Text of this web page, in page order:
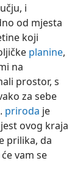
i
od mjesta
koji
planine,
na
prostor, s
za sebe
priroda je
ovog kraja
prilika, da
vam se